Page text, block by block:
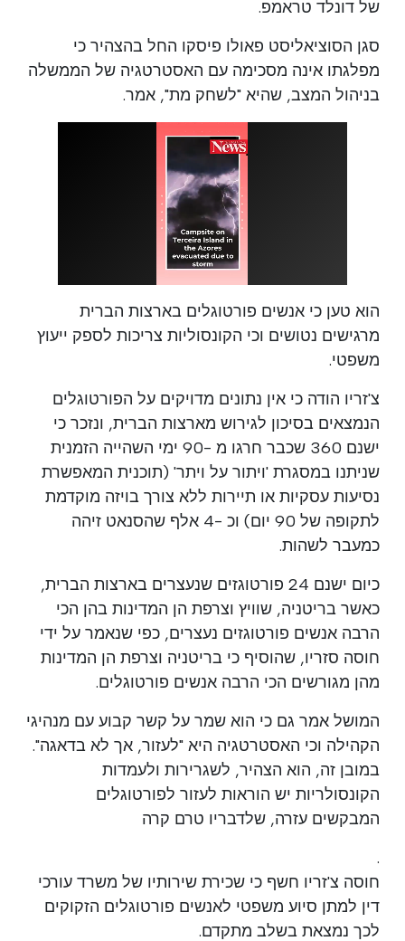
של דונלד טראמפ.
סגן הסוציאליסט פאולו פיסקו החל בהצהיר כי
מפלגתו אינה מסכימה עם האסטרטגיה של הממשלה
בניהול המצב, שהיא "לשחק מת", אמר.
הוא טען כי אנשים פורטוגלים בארצות הברית
מרגישים נטושים וכי הקונסוליות צריכות לספק ייעוץ
משפטי.
צ'זריו הודה כי אין נתונים מדויקים על הפורטוגלים
הנמצאים בסיכון לגירוש מארצות הברית, ונזכר כי
ישנם 360 שכבר חרגו מ -90 ימי השהייה הזמנית
שניתנו במסגרת 'ויתור על ויתר' (תוכנית המאפשרת
נסיעות עסקיות או תיירות ללא צורך בויזה מוקדמת
לתקופה של 90 יום) וכ -4 אלף שהסנאט זיהה
כמעבר לשהות.
כיום ישנם 24 פורטוגזים שנעצרים בארצות הברית,
כאשר בריטניה, שוויץ וצרפת הן המדינות בהן הכי
הרבה אנשים פורטוגזים נעצרים, כפי שנאמר על ידי
חוסה סזריו, שהוסיף כי בריטניה וצרפת הן המדינות
מהן מגורשים הכי הרבה אנשים פורטוגלים.
המושל אמר גם כי הוא שמר על קשר קבוע עם מנהיגי
הקהילה וכי האסטרטגיה היא "לעזור, אך לא בדאגה".
במובן זה, הוא הצהיר, לשגרירות ולעמדות
הקונסולריות יש הוראות לעזור לפורטוגלים
המבקשים עזרה, שלדבריו טרם קרה
.
חוסה צ'זריו חשף כי שכירת שירותיו של משרד עורכי
דין למתן סיוע משפטי לאנשים פורטוגלים הזקוקים
לכך נמצאת בשלב מתקדם.